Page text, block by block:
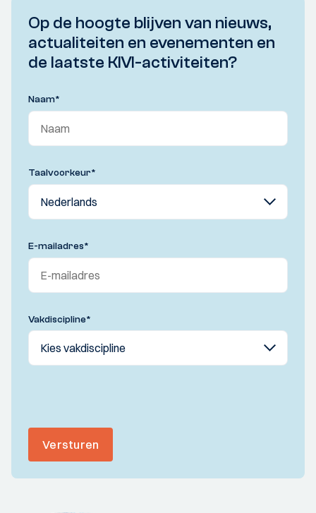
Op de hoogte blijven van nieuws,
actualiteiten en evenementen en
de laatste KIVI-activiteiten?
Naam*
Taalvoorkeur*
E-mailadres*
Vakdiscipline*
Versturen